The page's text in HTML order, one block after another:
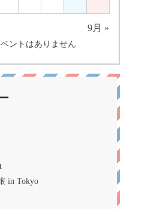
9月 »
ントはありません
in Tokyo